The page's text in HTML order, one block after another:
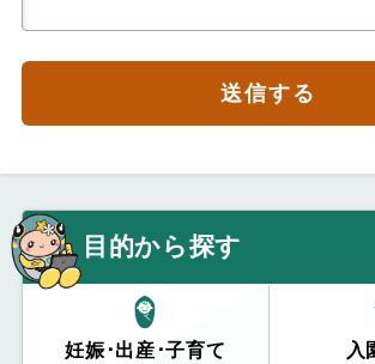
送信する
目的から探す
妊娠･出産･子育て 入